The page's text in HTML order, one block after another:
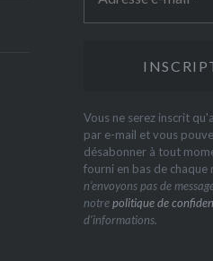
Vous ne serez inscrit
par e-mail et vous
désabonner à tout
fourni en bas de chaque
n’envoyons pas de
notrepolitique de
d’informations.